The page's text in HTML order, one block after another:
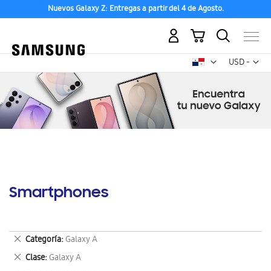
Nuevos Galaxy Z: Entregas a partir del 4 de Agosto.
USD -
dólar
Mi carrito
Smartphones
Categoría Galaxy A
Eliminar
este
artículo
Clase Galaxy A
Eliminar